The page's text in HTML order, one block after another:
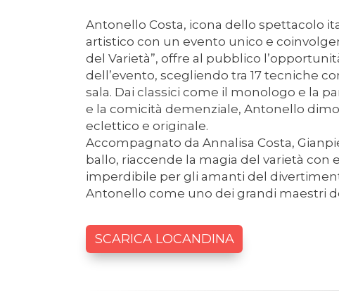
Antonello Costa, icona dello spettacolo
artistico con un evento unico e
del Varietà”, offre al pubblico
dell’evento, scegliendo tra 17 tecniche
sala. Dai classici come il monologo e la
e la comicità demenziale, Antonello
eclettico e originale.
Accompagnato da Annalisa Costa,
ballo, riaccende la magia del varietà con
imperdibile per gli amanti del
Antonello come uno dei grandi maestri
SCARICA LOCANDINA